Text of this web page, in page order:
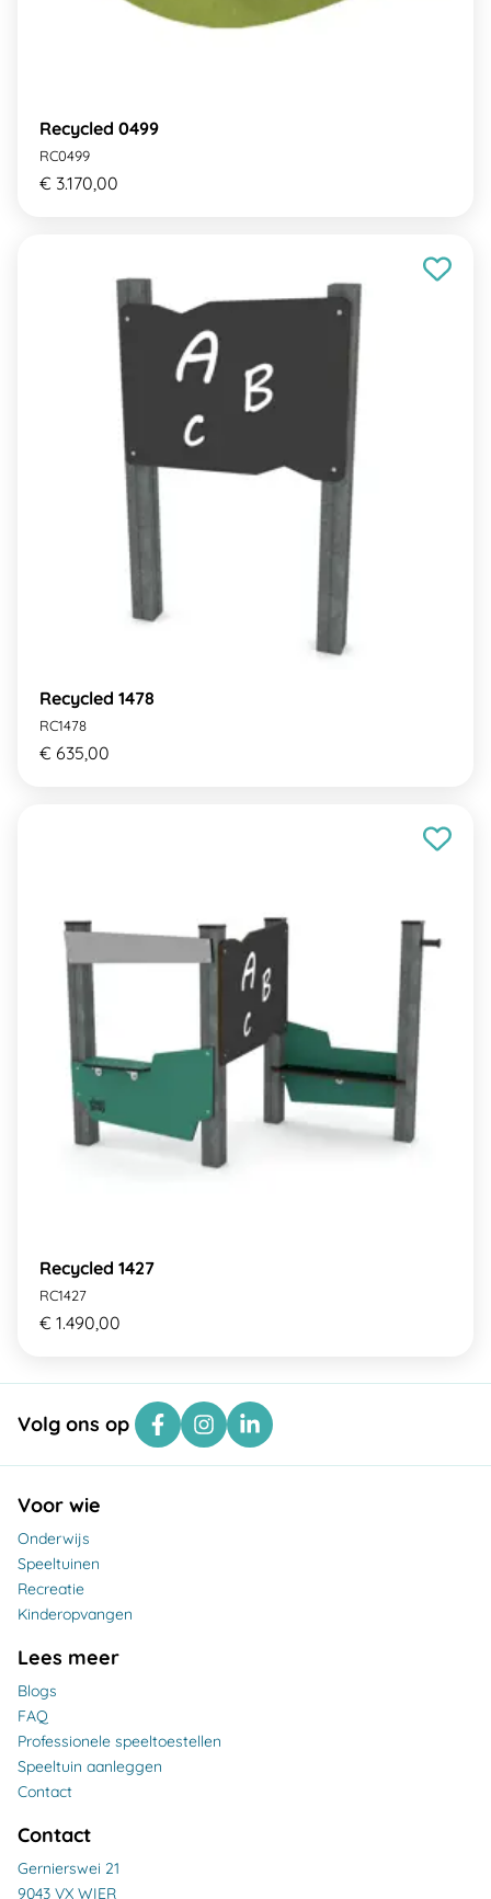
Recycled 0499
RC0499
€ 3.170,00
Recycled 1478
RC1478
€ 635,00
Recycled 1427
RC1427
€ 1.490,00
Volg ons op
Voor wie
Onderwijs
Speeltuinen
Recreatie
Kinderopvangen
Lees meer
Blogs
FAQ
Professionele speeltoestellen
Speeltuin aanleggen
Contact
Contact
Gernierswei 21
9043 VX WIER